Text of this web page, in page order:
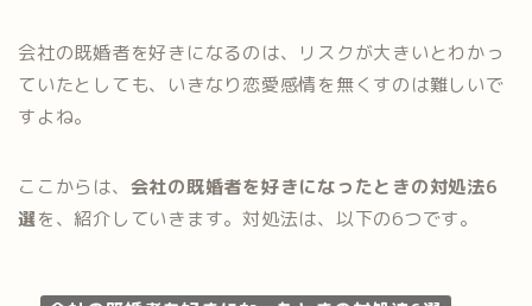
会社の既婚者を好きになるのは、リスクが大きいとわかっ
ていたとしても、いきなり恋愛感情を無くすのは難しいで
すよね。
ここからは、 会社の既婚者を好きになったときの対処法6
選を、紹介していきます。対処法は、以下の6つです。